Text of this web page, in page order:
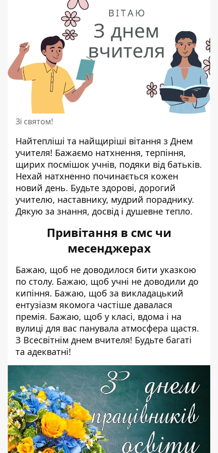
Зі святом!
Найтепліші та найщиріші вітання з Днем
учителя! Бажаємо натхнення, терпіння,
щирих посмішок учнів, подяки від батьків.
Нехай натхненно починається кожен
новий день. Будьте здорові, дорогий
учителю, наставнику, мудрий пораднику.
Дякую за знання, досвід і душевне тепло.
Привітання в смс чи
месенджерах
Бажаю, щоб не доводилося бити указкою
по столу. Бажаю, щоб учні не доводили до
кипіння. Бажаю, щоб за викладацький
ентузіазм якомога частіше давалася
премія. Бажаю, щоб у класі, вдома і на
вулиці для вас панувала атмосфера щастя.
З Всесвітнім днем вчителя! Будьте багаті
та адекватні!